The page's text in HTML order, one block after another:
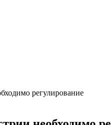
регулирование